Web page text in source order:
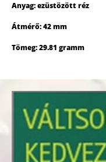
Anyag: ezüstözött réz
Átmérő: 42 mm
Tömeg: 29.81 gramm